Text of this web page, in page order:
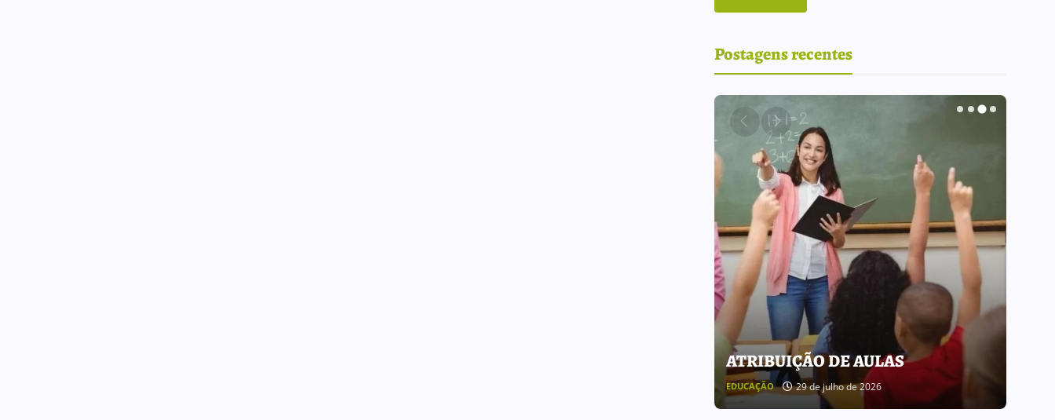
Postagens recentes
ATRIBUIÇÃO DE AULAS
EDUCAÇÃO 29 de julho de 2026